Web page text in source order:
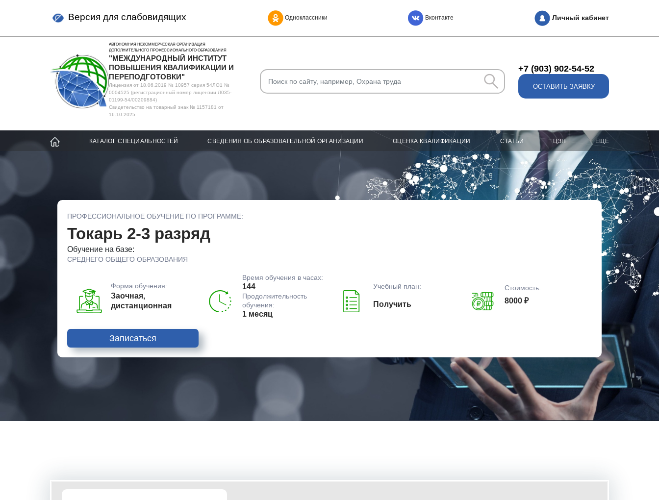
Версия для слабовидящих Одноклассники Вконтакте Личный кабинет
АВТОНОМНАЯ НЕКОММЕРЧЕСКАЯ ОРГАНИЗАЦИЯ
ДОПОЛНИТЕЛЬНОГО ПРОФЕССИОНАЛЬНОГО ОБРАЗОВАНИЯ
"МЕЖДУНАРОДНЫЙ ИНСТИТУТ
ПОВЫШЕНИЯ КВАЛИФИКАЦИИ И
ПЕРЕПОДГОТОВКИ"
Лицензия от 18.06.2019 № 10957 серия 54ЛО1 №
0004525 (регистрационный номер лицензии Л035-
01199-54/00209884)
Свидетельство на товарный знак № 1157181 от
16.10.2025
+7 (903) 902-54-52
ОСТАВИТЬ ЗАЯВКУ
КАТАЛОГ СПЕЦИАЛЬНОСТЕЙ СВЕДЕНИЯ ОБ ОБРАЗОВАТЕЛЬНОЙ ОРГАНИЗАЦИИ ОЦЕНКА КВАЛИФИКАЦИИ СТАТЬИ ЦЗН ЕЩЁ
ПРОФЕССИОНАЛЬНОЕ ОБУЧЕНИЕ ПО ПРОГРАММЕ:
Токарь 2-3 разряд
Обучение на базе:
СРЕДНЕГО ОБЩЕГО ОБРАЗОВАНИЯ
Форма обучения:
Заочная,
дистанционная
Время обучения в часах:
144
Продолжительность
обучения:
1 месяц
Учебный план:
Получить
Стоимость:
8000 ₽
Записаться